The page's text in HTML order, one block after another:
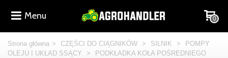
Menu 0
Strona główna > CZĘŚCI DO CIĄGNIKÓW > SILNIK >
POMPY
OLEJU I UKŁAD SSĄCY
>
PODKŁADKA KOŁA POŚREDNIEGO